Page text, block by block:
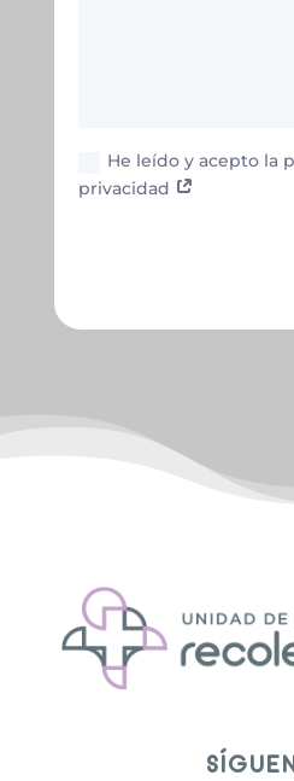
He leído y acepto la
privacidad